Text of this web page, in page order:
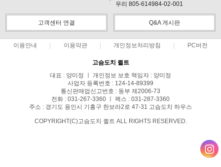
우리 805-614984-02-001
고객센터 연결 Q&A 게시판
이용안내 이용약관 개인정보처리방침 PC버전
고슴도치 퀼트
대표 : 양미정 ㅣ 개인정보 보호 책임자 : 양미정
사업자 등록번호 : 124-14-89399
통신판매업신고번호 : 동부 제2006-73
전화 : 031-267-3360 ㅣ 팩스 : 031-287-3360
주소 : 경기도 용인시 기흥구 한보라2로 47-31 고슴도치 하우스
COPYRIGHT(C)고슴도치 퀼트 ALL RIGHTS RESERVED.